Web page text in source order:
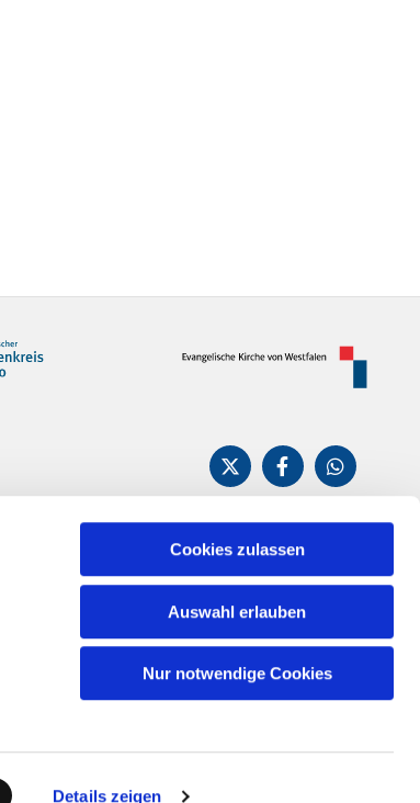
Details zeigen
Cookies zulassen
Auswahl erlauben
Nur notwendige Cookies